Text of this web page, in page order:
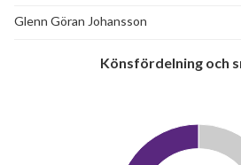
Glenn Göran Johansson
Könsfördelning och